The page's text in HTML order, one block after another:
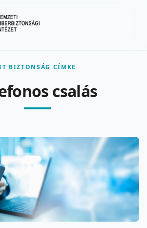
BIZTONSÁG CÍMKE
csalás